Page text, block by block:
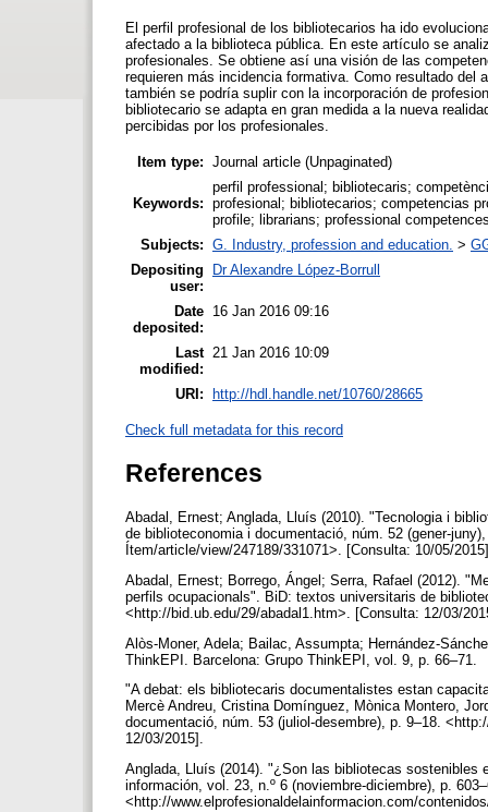
El perfil profesional de los bibliotecarios ha ido
afectado a la biblioteca pública. En este artículo se
profesionales. Se obtiene así una visión de las
requieren más incidencia formativa. Como resultado
también se podría suplir con la incorporación de
bibliotecario se adapta en gran medida a la nueva
percibidas por los profesionales.
Item type: Journal article (Unpaginated)
Keywords:
perfil professional; bibliotecaris;
profesional; bibliotecarios; competencias
profile; librarians; professional
Subjects: G. Industry, profession and education. >
Depositing
user:
Dr Alexandre López-Borrull
Date
deposited:
16 Jan 2016 09:16
Last
modified:
21 Jan 2016 10:09
URI: http://hdl.handle.net/10760/28665
Check full metadata for this record
References
Abadal, Ernest; Anglada, Lluís (2010). "Tecnologia i
de biblioteconomia i documentació, núm. 52 (gener-
Ítem/article/view/247189/331071>. [Consulta: 10/05/
Abadal, Ernest; Borrego, Ángel; Serra, Rafael (2012).
perfils ocupacionals". BiD: textos universitaris de
<http://bid.ub.edu/29/abadal1.htm>. [Consulta: 12/03/
Alòs-Moner, Adela; Bailac, Assumpta; Hernández-
ThinkEPI. Barcelona: Grupo ThinkEPI, vol. 9, p. 66–71.
"A debat: els bibliotecaris documentalistes estan
Mercè Andreu, Cristina Domínguez, Mònica Montero,
documentació, núm. 53 (juliol-desembre), p. 9–18.
12/03/2015].
Anglada, Lluís (2014). "¿Son las bibliotecas sostenibles
información, vol. 23, n.º 6 (noviembre-diciembre), p.
<http://www.elprofesionaldelainformacion.com/